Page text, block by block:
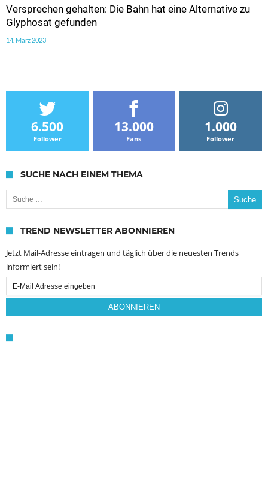
Versprechen gehalten: Die Bahn hat eine Alternative zu
Glyphosat gefunden
14. März 2023
6.500
Follower
13.000
Fans
1.000
Follower
SUCHE NACH EINEM THEMA
Suche nach:
TREND NEWSLETTER ABONNIEREN
Jetzt Mail-Adresse eintragen und täglich über die neuesten Trends
informiert sein!
Email
Subscription
ABONNIEREN